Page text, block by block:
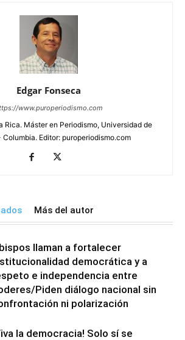
Edgar Fonseca
www.puroperiodismo.com
Rica. Máster en Periodismo, Universidad de
Columbia. Editor: puroperiodismo.com
Más del autor
llaman a fortalecer
democrática y a
e independencia entre
Piden diálogo nacional sin
ni polarización
la democracia! Solo sí se